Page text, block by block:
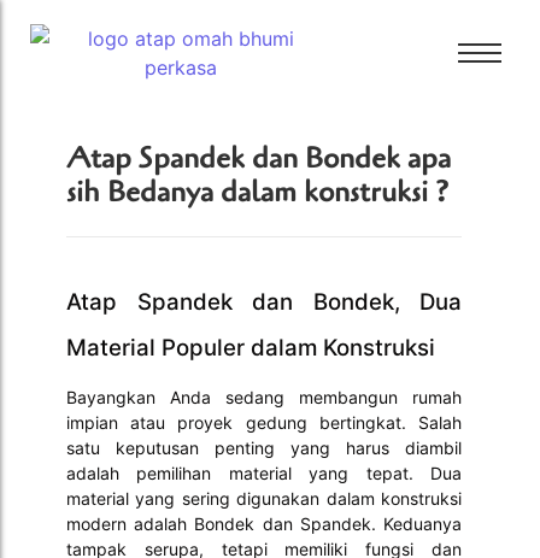
Bali Bitumen
Tamko
Tarkey
Tegola
Bali Bitumen
Tamko
Tarkey
Atap Spandek dan Bondek apa
sih Bedanya dalam konstruksi ?
Atap Spandek dan Bondek, Dua
Material Populer dalam Konstruksi
Bayangkan Anda sedang membangun rumah
impian atau proyek gedung bertingkat. Salah
satu keputusan penting yang harus diambil
adalah pemilihan material yang tepat. Dua
material yang sering digunakan dalam konstruksi
modern adalah Bondek dan Spandek. Keduanya
tampak serupa, tetapi memiliki fungsi dan